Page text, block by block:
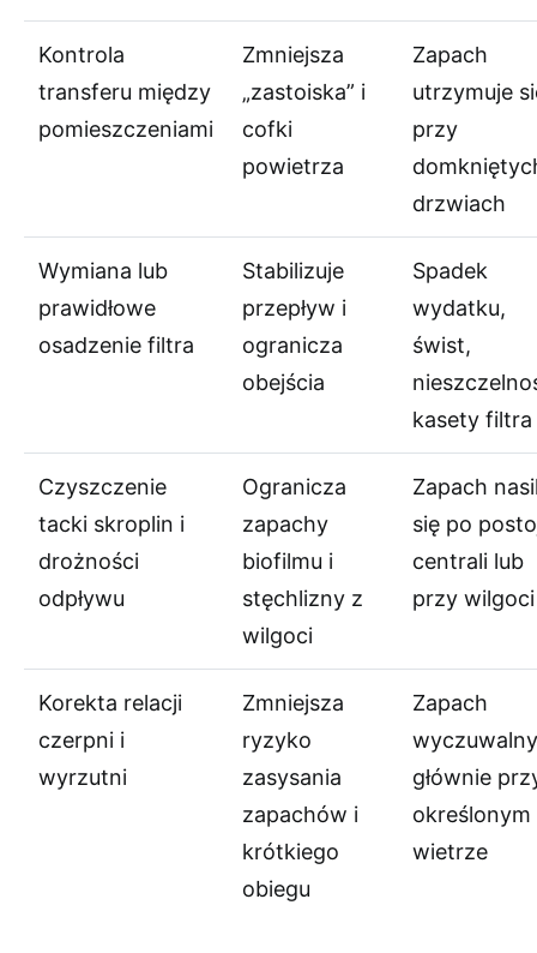
Kontrola
transferu między
pomieszczeniami
Zmniejsza
„zastoiska” i
cofki
powietrza
Zapach
utrzymuje
przy
drzwiach
Wymiana lub
prawidłowe
osadzenie filtra
Stabilizuje
przepływ i
ogranicza
obejścia
Spadek
wydatku,
świst,
kasety filtra
Czyszczenie
tacki skroplin i
drożności
odpływu
Ogranicza
zapachy
biofilmu i
stęchlizny z
wilgoci
Zapach
się po
centrali lub
przy wilgoci
Korekta relacji
czerpni i
wyrzutni
Zmniejsza
ryzyko
zasysania
zapachów i
krótkiego
obiegu
Zapach
wyczuwalny
głównie
określonym
wietrze